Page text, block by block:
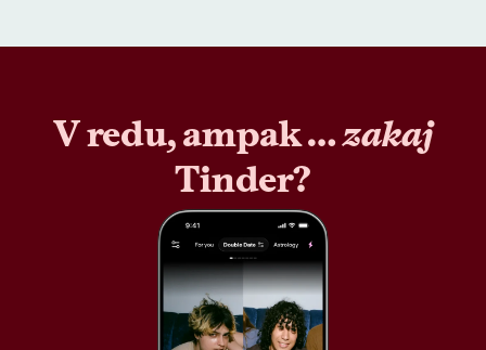
V redu, ampak …zakaj
Tinder?